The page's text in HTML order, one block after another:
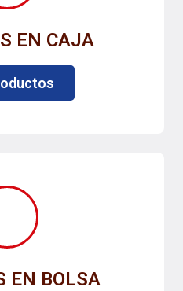
EN CAJA
EN BOLSA